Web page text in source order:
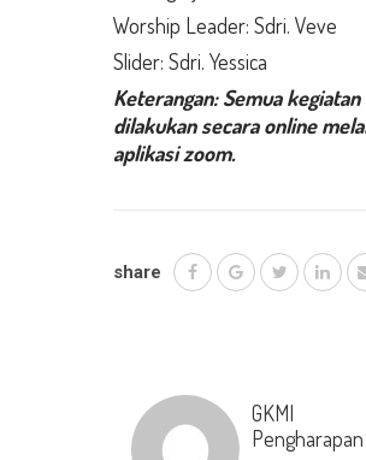
Worship Leader: Sdri. Veve
Slider: Sdri. Yessica
Keterangan: Semua kegiatan
dilakukan secara online
aplikasi zoom.
share
GKMI
Pengharapan